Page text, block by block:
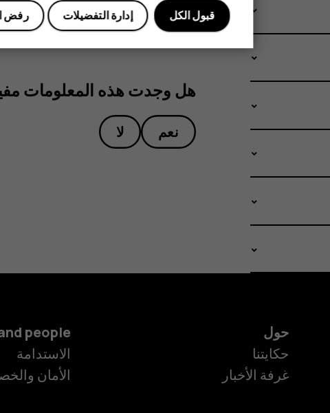
الهواتف
هل وجدت هذه المعلومات
نعم لا
حول
حكايتنا
غرفة الأخبار
people
الاستدامة
الأمان
رفض إدارة التفضيلات قبول الكل